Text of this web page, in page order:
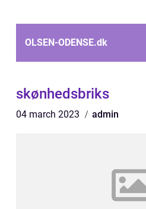
OLSEN-ODENSE.dk
skønhedsbriks
04 march 2023 admin